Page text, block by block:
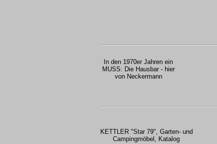
In den 1970er Jahren ein
MUSS: Die Hausbar - hier
von Neckermann
KETTLER "Star 79", Garten- und
Campingmöbel, Katalog